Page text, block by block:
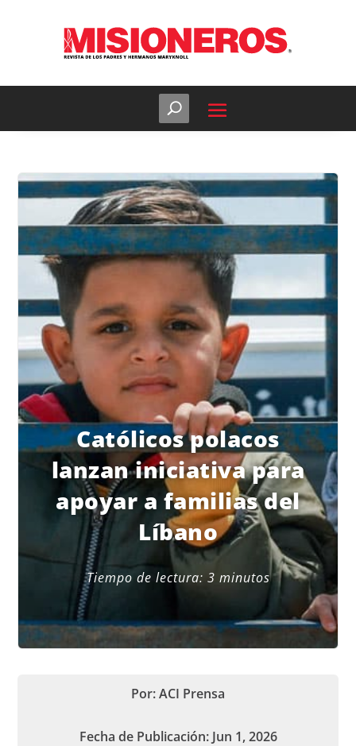
Católicos polacos
lanzan iniciativa para
apoyar a familias del
Líbano
Tiempo de lectura: 3 minutos
Por: ACI Prensa
Fecha de Publicación: Jun 1, 2026